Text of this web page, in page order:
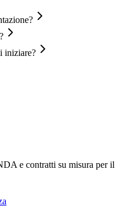
iniziare?
e contratti su misura per il